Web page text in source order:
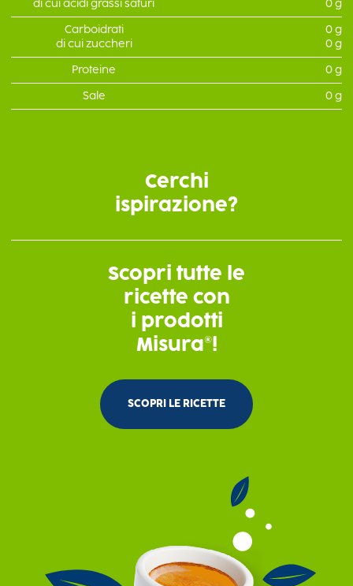
di cui acidi grassi saturi
Carboidrati
di cui zuccheri
Proteine
Sale
0 g
0 g
0 g
0 g
0 g
Cerchi
ispirazione?
Scopri tutte le
ricette con
i prodotti
Misura®!
SCOPRI LE RICETTE